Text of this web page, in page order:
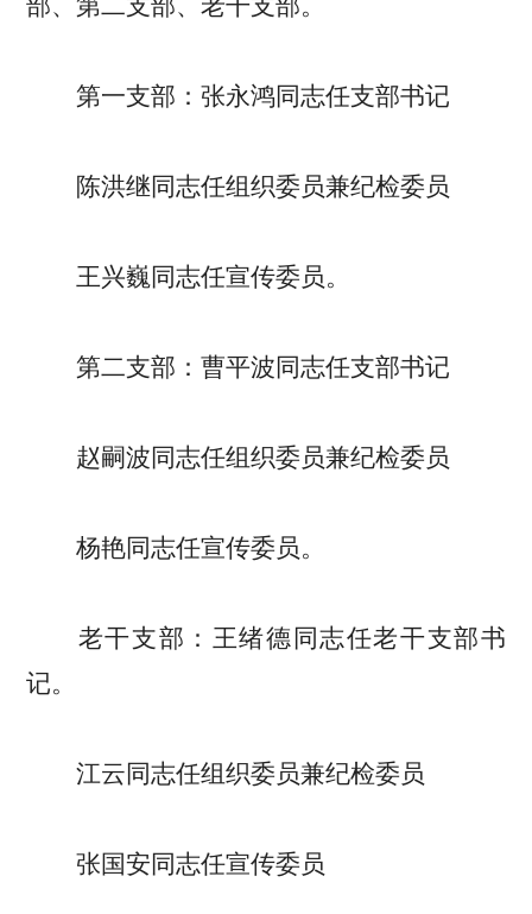
第一支部：张永鸿同志任支部书记
陈洪继同志任组织委员兼纪检委员
王兴巍同志任宣传委员。
第二支部：曹平波同志任支部书记
赵嗣波同志任组织委员兼纪检委员
杨艳同志任宣传委员。
老干支部：王绪德同志任老干支部书
记。
江云同志任组织委员兼纪检委员
张国安同志任宣传委员